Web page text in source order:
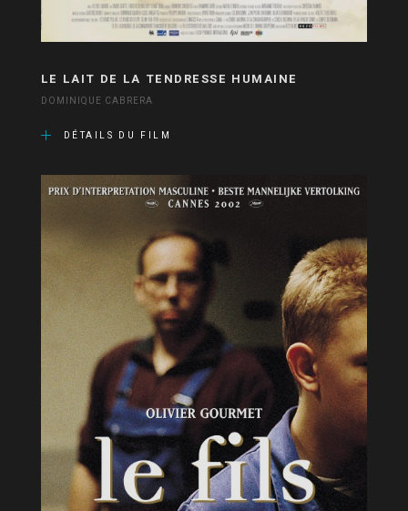
LE LAIT DE LA TENDRESSE HUMAINE
DOMINIQUE CABRERA
DÉTAILS DU FILM